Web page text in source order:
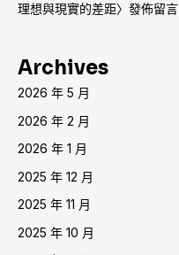
理想與現實的差距〉發佈留言
Archives
2026 年 5 月
2026 年 2 月
2026 年 1 月
2025 年 12 月
2025 年 11 月
2025 年 10 月